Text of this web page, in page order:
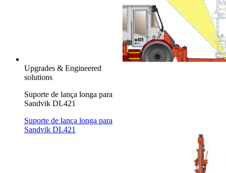
Upgrades & Engineered
solutions
Suporte de lança longa para
Sandvik DL421
Suporte de lança longa para
Sandvik DL421